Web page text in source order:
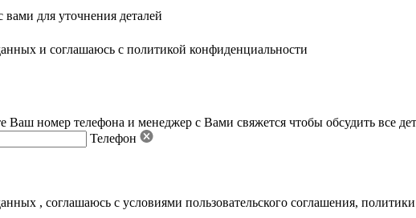
для уточнения деталей
и соглашаюсь с политикой конфиденциальности
номер телефона и менеджер с Вами свяжется чтобы обсудить все
Телефон
, соглашаюсь с условиями пользовательского соглашения,